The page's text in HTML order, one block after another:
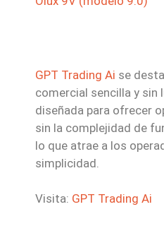
GPT Trading Ai se
comercial sencilla y sin
diseñada para ofrecer
sin la complejidad de
lo que atrae a los
simplicidad.
Visita: GPT Trading Ai